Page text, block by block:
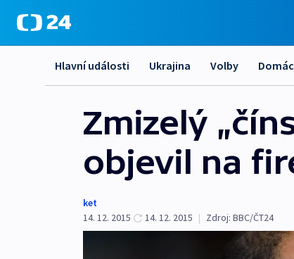
Hlavní události Ukrajina Volby
Zmizelý
objevil na
ket
14. 12. 2015
14. 12. 2015 | Zdroj: BBC/ČT24